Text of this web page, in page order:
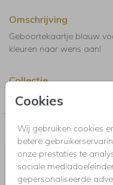
Cookies
Wij gebruiken cookies
betere
onze prestaties te
sociale
gepersonaliseerde
Omschrijving
Geboortekaartje blauw
kleuren naar wens aan!
Collectie
Geboortekaartjes jongen
Nog meer in